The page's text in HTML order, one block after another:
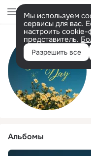
Мы используем
сервисы для вас.
настроить
представитель.
Разрешить все
Альбомы